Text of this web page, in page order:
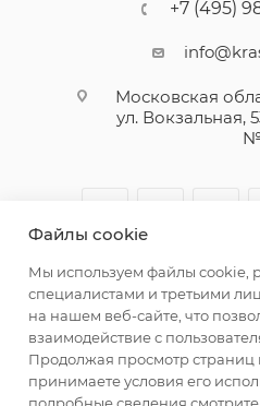
+7 (495)
Московская
ул. Вокзальная,
№
© 2026 Русская
Файлы cookie
Мы используем файлы cookie,
специалистами и третьими
на нашем веб-сайте, что
взаимодействие с
Продолжая просмотр страниц
принимаете условия его